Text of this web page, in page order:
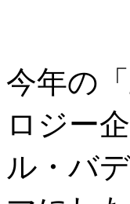
今年の
ロジー
ル・バ